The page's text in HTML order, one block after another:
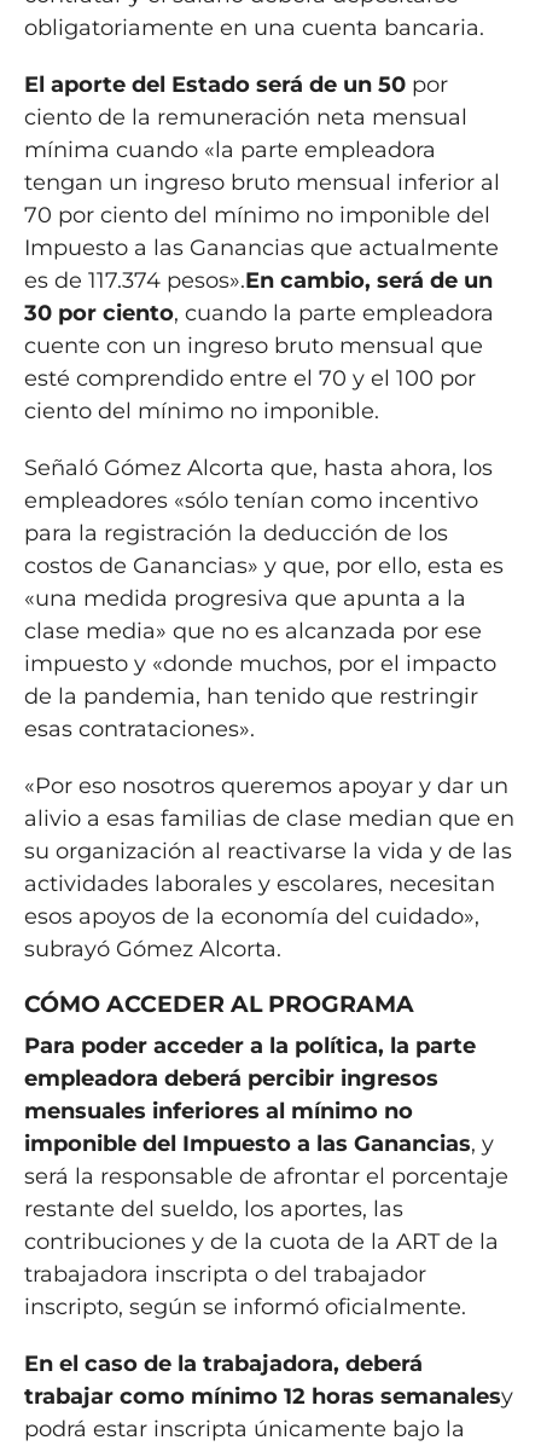
obligatoriamente en una cuenta bancaria.
El aporte del Estado será de un 50por
ciento de la remuneración neta mensual
mínima cuando «la parte empleadora
tengan un ingreso bruto mensual inferior al
70 por ciento del mínimo no imponible del
Impuesto a las Ganancias que actualmente
es de 117.374 pesos».En cambio, será de un
30 por ciento, cuando la parte empleadora
cuente con un ingreso bruto mensual que
esté comprendido entre el 70 y el 100 por
ciento del mínimo no imponible.
Señaló Gómez Alcorta que, hasta ahora, los
empleadores «sólo tenían como incentivo
para la registración la deducción de los
costos de Ganancias» y que, por ello, esta es
«una medida progresiva que apunta a la
clase media» que no es alcanzada por ese
impuesto y «donde muchos, por el impacto
de la pandemia, han tenido que restringir
esas contrataciones».
«Por eso nosotros queremos apoyar y dar un
alivio a esas familias de clase median que en
su organización al reactivarse la vida y de las
actividades laborales y escolares, necesitan
esos apoyos de la economía del cuidado»,
subrayó Gómez Alcorta.
CÓMO ACCEDER AL PROGRAMA
Para poder acceder a la política, la parte
empleadora deberá percibir ingresos
mensuales inferiores al mínimo no
imponible del Impuesto a las Ganancias, y
será la responsable de afrontar el porcentaje
restante del sueldo, los aportes, las
contribuciones y de la cuota de la ART de la
trabajadora inscripta o del trabajador
inscripto, según se informó oficialmente.
En el caso de la trabajadora, deberá
trabajar como mínimo 12 horas semanalesy
podrá estar inscripta únicamente bajo la